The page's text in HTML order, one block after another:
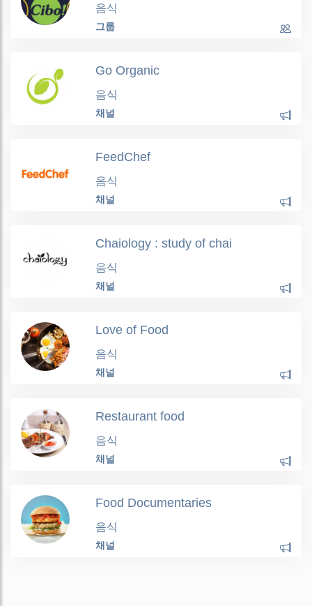
음식
그룹
Go Organic
음식
채널
FeedChef
음식
채널
Chaiology : study of chai
음식
채널
Love of Food
음식
채널
Restaurant food
음식
채널
Food Documentaries
음식
채널